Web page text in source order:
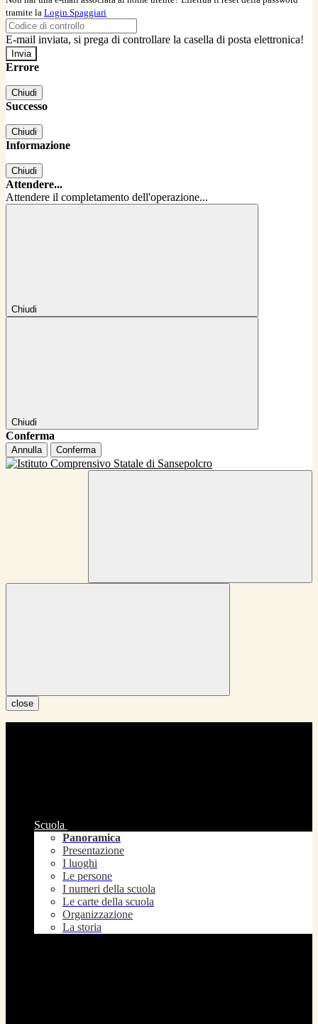
tramite la Login Spaggiari
E-mail inviata, si prega di controllare la casella di posta elettronica!
Errore
Chiudi
Successo
Chiudi
Informazione
Chiudi
Attendere...
Attendere il completamento dell'operazione...
Chiudi
Chiudi
Conferma
Annulla Conferma
close
Scuola
Panoramica
Presentazione
I luoghi
Le persone
I numeri della scuola
Le carte della scuola
Organizzazione
La storia